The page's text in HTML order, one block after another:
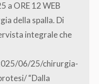
a ORE 12 WEB
della spalla. Di
integrale che
06/25/chirurgia-
“Dalla